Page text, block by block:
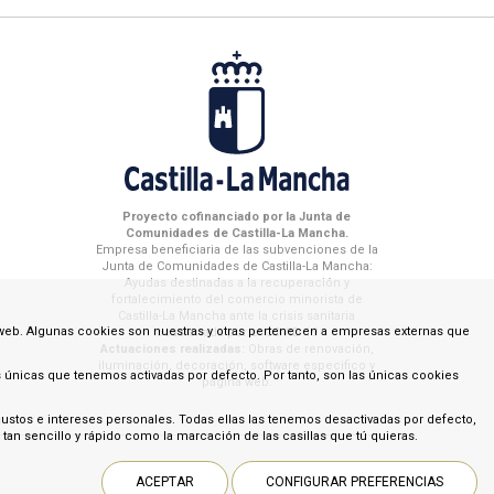
Proyecto cofinanciado por la Junta de
Comunidades de Castilla-La Mancha.
Empresa beneficiaria de las subvenciones de la
Junta de Comunidades de Castilla-La Mancha:
Ayudas destinadas a la recuperación y
fortalecimiento del comercio minorista de
Castilla-La Mancha ante la crisis sanitaria
ocasionada por el COVID-19
Actuaciones realizadas:
Obras de renovación,
iluminación, decoración, software especifico y
página web.
Algunas cookies son nuestras y otras pertenecen a empresas externas que
que tenemos activadas por defecto. Por tanto, son las únicas cookies
e intereses personales. Todas ellas las tenemos desactivadas por defecto,
tan sencillo y rápido como la marcación de las casillas que tú quieras.
ACEPTAR CONFIGURAR PREFERENCIAS